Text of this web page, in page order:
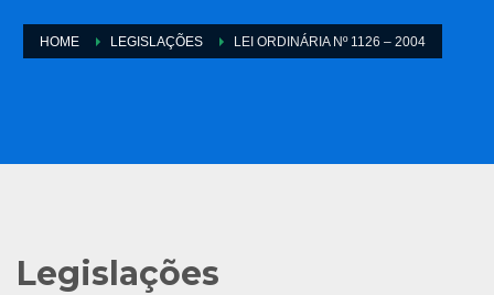
HOME LEGISLAÇÕES LEI ORDINÁRIA Nº 1126 – 2004
Legislações